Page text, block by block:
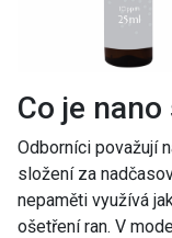
Co je
Odborníci považují
složení za
nepaměti využívá
ošetření ran. V